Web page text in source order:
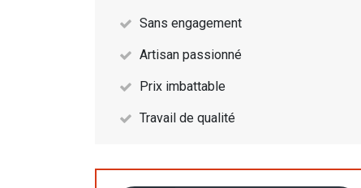
Sans engagement
Artisan passionné
Prix imbattable
Travail de qualité